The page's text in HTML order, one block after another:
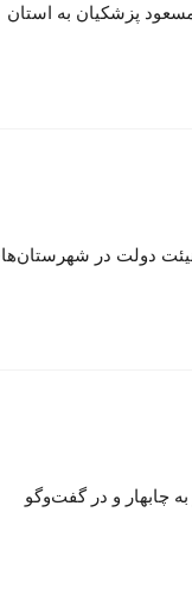
پزشکیان به استان
هیئت دولت در
چابهار و در گفت‌وگو